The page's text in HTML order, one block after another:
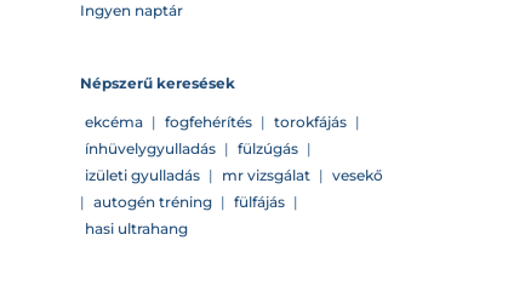
Ingyen naptár
Népszerű keresések
ekcéma | fogfehérítés | torokfájás |
ínhüvelygyulladás | fülzúgás |
izületi gyulladás | mr vizsgálat | vesekő
| autogén tréning | fülfájás |
hasi ultrahang